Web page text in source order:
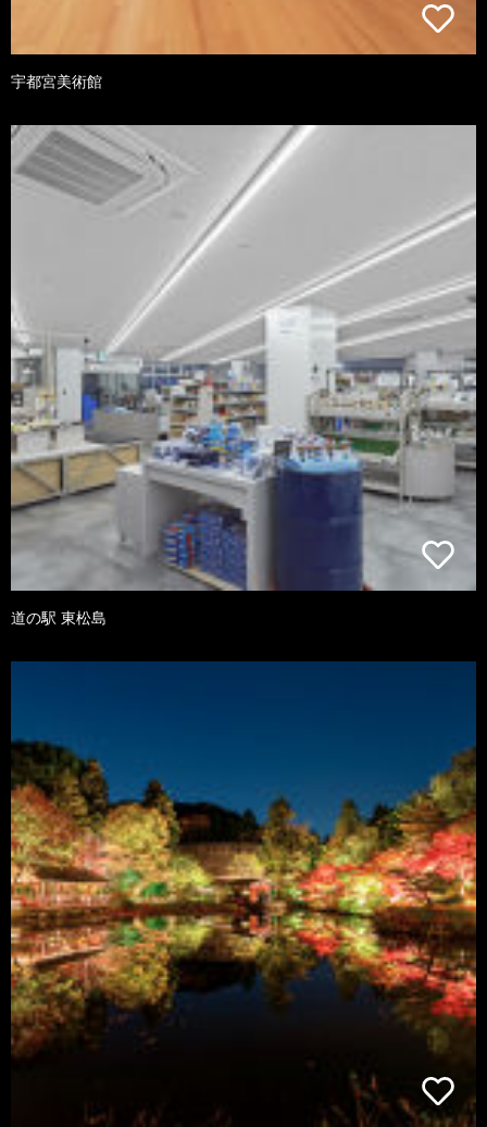
宇都宮美術館
道の駅 東松島